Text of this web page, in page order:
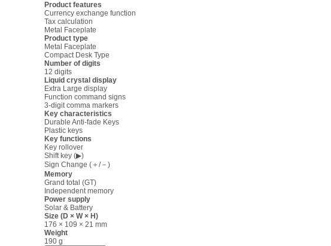
Product features
Currency exchange function
Tax calculation
Metal Faceplate
Product type
Metal Faceplate
Compact Desk Type
Number of digits
12 digits
Liquid crystal display
Extra Large display
Function command signs
3-digit comma markers
Key characteristics
Durable Anti-fade Keys
Plastic keys
Key functions
Key rollover
Shift key (▶)
Sign Change (＋/－)
Memory
Grand total (GT)
Independent memory
Power supply
Solar & Battery
Size (D × W × H)
176 × 109 × 21 mm
Weight
190 g